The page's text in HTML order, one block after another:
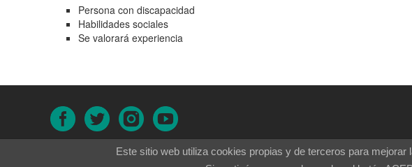
Persona con discapacidad
Habilidades sociales
Se valorará experiencia
Diseñado por
Este sitio web utiliza cookies propias y de terceros para